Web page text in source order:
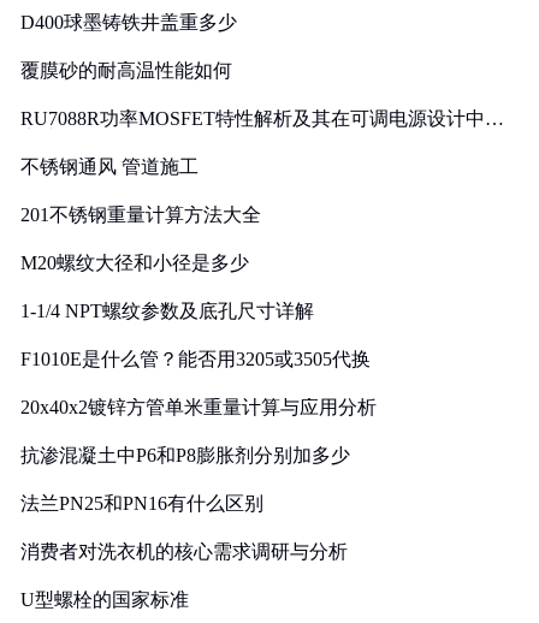
D400球墨铸铁井盖重多少
覆膜砂的耐高温性能如何
RU7088R功率MOSFET特性解析及其在可调电源设计中的
不锈钢通风 管道施工
201不锈钢重量计算方法大全
M20螺纹大径和小径是多少
1-1/4 NPT螺纹参数及底孔尺寸详解
F1010E是什么管？能否用3205或3505代换
20x40x2镀锌方管单米重量计算与应用分析
抗渗混凝土中P6和P8膨胀剂分别加多少
法兰PN25和PN16有什么区别
消费者对洗衣机的核心需求调研与分析
U型螺栓的国家标准